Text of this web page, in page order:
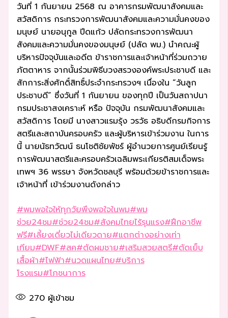
วันที่ 1 กันยายน 2568 ณ อาคารกรมพัฒนาสังคมและ
สวัสดิการ กระทรวงการพัฒนาสังคมและความมั่นคงของ
มนุษย์ นายอนุกูล ปีดแก้ว ปลัดกระทรวงการพัฒนา
สังคมและความมั่นคงของมนุษย์ (ปลัด พม.) นำคณะผู้
บริหารปัจจุบันและอดีต ข้าราชการและเจ้าหน้าที่ร่วมถวาย
ภัตตาหาร จากนั้นร่วมพิธีบวงสรวงองค์พระประชาบดี และ
สักการะสิ่งศักดิ์สิทธิ์ประจำกระทรวงฯ เนื่องใน “วันลูก
ประชาบดี” ซึ่งวันที่ 1 กันยายน ของทุกปี เป็นวันสถาปนา
กรมประชาสงเคราะห์ หรือ ปัจจุบัน กรมพัฒนาสังคมและ
สวัสดิการ โดยมี นางสาวแรมรุ้ง วรวัธ อธิบดีกรมกิจการ
สตรีและสถาบันครอบครัว และผู้บริหารเข้าร่วมงาน ในการ
นี้ นายนัธทวัฒน์ ธนโชติชัยพัชร์ ผู้อำนวยการศูนย์เรียนรู้
การพัฒนาสตรีและครอบครัวเฉลิมพระเกียรติสมเด็จพระ
เทพฯ 36 พรรษา จังหวัดชลบุรี พร้อมด้วยข้าราชการและ
เจ้าหน้าที่ เข้าร่วมงานดังกล่าว
#พมพอใจให้ทุกวัยพึงพอใจในพม#พม
ช่วย24ชม#ช่วย24ชม#สังคมไทยไร้รุนแรง#ฝึกอาชีพ
ฟรี#เลี้ยงเดี่ยวไม่เดียวดาย#แตกต่างอย่างเท่า
เทียม#DWF#สค#ตัดผมชาย#เสริมสวยสตรี#ตัดเย็บ
เสื้อผ้า#ไฟฟ้า#นวดแผนไทย#บริการ
โรงแรม#โภชนาการ
270ผู้เข้าชม